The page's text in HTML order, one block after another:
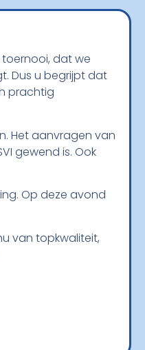
dat we
Dus u begrijpt dat
prachtig
Het aanvragen van
gewend is. Ook
Op deze avond
van topkwaliteit,